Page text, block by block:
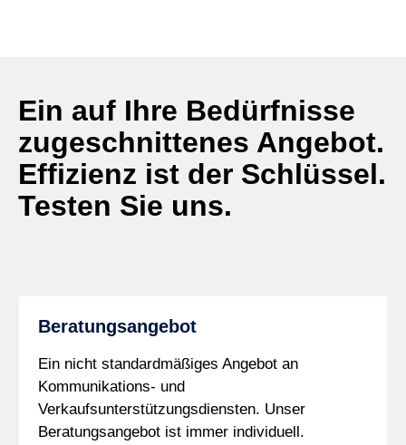
Ein auf Ihre Bedürfnisse
zugeschnittenes Angebot.
Effizienz ist der Schlüssel.
Testen Sie uns.
Beratungsangebot
Ein nicht standardmäßiges Angebot an
Kommunikations- und
Verkaufsunterstützungsdiensten. Unser
Beratungsangebot ist immer individuell.